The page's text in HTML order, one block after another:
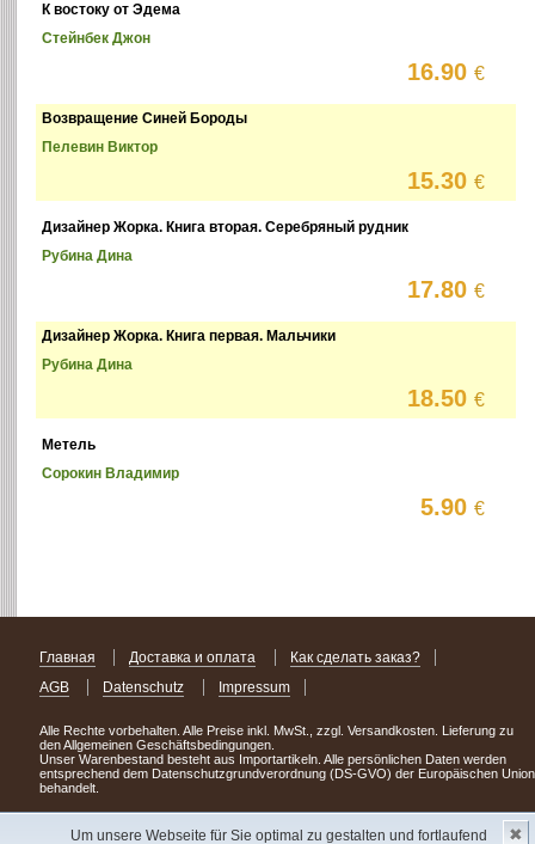
Um unsere Webseite für Sie optimal zu gestalten und fortlaufend ✖
К востоку от Эдема
Стейнбек Джон
16.90€
Возвращение Синей Бороды
Пелевин Виктор
15.30€
Дизайнер Жорка. Книга вторая. Серебряный рудник
Рубина Дина
17.80€
Дизайнер Жорка. Книга первая. Мальчики
Рубина Дина
18.50€
Метель
Сорокин Владимир
5.90€
Главная Доставка и оплата
Как сделать заказ?
AGB
Datenschutz Impressum
Alle Rechte vorbehalten. Alle Preise inkl. MwSt., zzgl. Versandkosten. Lieferung zu
den Allgemeinen Geschäftsbedingungen.
Unser Warenbestand besteht aus Importartikeln. Alle persönlichen Daten werden
entsprechend dem Datenschutzgrundverordnung (DS-GVO) der Europäischen Union
behandelt.
Сделав заказ сегодня, уже через день или два Вы можете стать обладателем
НОВИНКИ из Германии! Удачного поиска!